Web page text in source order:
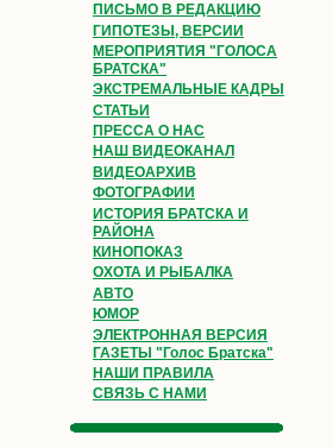
ПИСЬМО В РЕДАКЦИЮ
ГИПОТЕЗЫ, ВЕРСИИ
МЕРОПРИЯТИЯ "ГОЛОСА
БРАТСКА"
ЭКСТРЕМАЛЬНЫЕ КАДРЫ
СТАТЬИ
ПРЕССА О НАС
НАШ ВИДЕОКАНАЛ
ВИДЕОАРХИВ
ФОТОГРАФИИ
ИСТОРИЯ БРАТСКА И
РАЙОНА
КИНОПОКАЗ
ОХОТА И РЫБАЛКА
АВТО
ЮМОР
ЭЛЕКТРОННАЯ ВЕРСИЯ
ГАЗЕТЫ "Голос Братска"
НАШИ ПРАВИЛА
СВЯЗЬ С НАМИ